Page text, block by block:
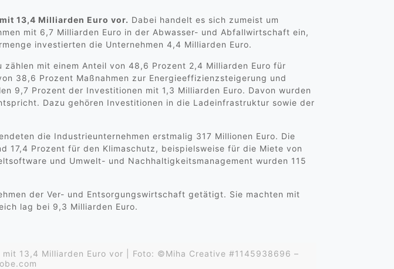
13,4 Milliarden Euro vor. Dabei handelt es sich zumeist um
mit 6,7 Milliarden Euro in der Abwasser- und Abfallwirtschaft ein,
investierten die Unternehmen 4,4 Milliarden Euro.
mit einem Anteil von 48,6 Prozent 2,4 Milliarden Euro für
38,6 Prozent Maßnahmen zur Energieeffizienzsteigerung und
9,7 Prozent der Investitionen mit 1,3 Milliarden Euro. Davon wurden
Dazu gehören Investitionen in die Ladeinfrastruktur sowie der
die Industrieunternehmen erstmalig 317 Millionen Euro. Die
17,4 Prozent für den Klimaschutz, beispielsweise für die Miete von
und Umwelt- und Nachhaltigkeitsmanagement wurden 115
der Ver- und Entsorgungswirtschaft getätigt. Sie machten mit
lag bei 9,3 Milliarden Euro.
13,4 Milliarden Euro vor | Foto: ©Miha Creative #1145938696 –